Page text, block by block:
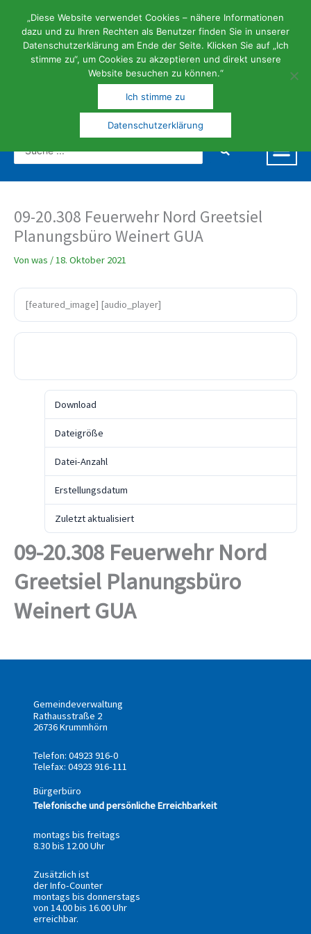
springen
FERIEN- | KUNST- UND KULTURGEMEINDE
...
09-20.308 Feuerwehr Nord Greetsiel
Planungsbüro Weinert GUA
Von was /18. Oktober 2021
[featured_image] [audio_player]
Download
Dateigröße
Datei-Anzahl
Erstellungsdatum
Zuletzt aktualisiert
09-20.308 Feuerwehr Nord
Greetsiel Planungsbüro
Weinert GUA
Gemeindeverwaltung
Rathausstraße 2
26736 Krummhörn
Telefon: 04923 916-0
Telefax: 04923 916-111
Bürgerbüro
Telefonische und persönliche Erreichbarkeit
montags bis freitags
8.30 bis 12.00 Uhr
Zusätzlich ist
der Info-Counter
montags bis donnerstags
von 14.00 bis 16.00 Uhr
erreichbar.
„Diese Website verwendet Cookies – nähere Informationen
dazu und zu Ihren Rechten als Benutzer finden Sie in unserer
Datenschutzerklärung am Ende der Seite. Klicken Sie auf „Ich
stimme zu“, um Cookies zu akzeptieren und direkt unsere
Website besuchen zu können.“
Ich stimme zu
Datenschutzerklärung